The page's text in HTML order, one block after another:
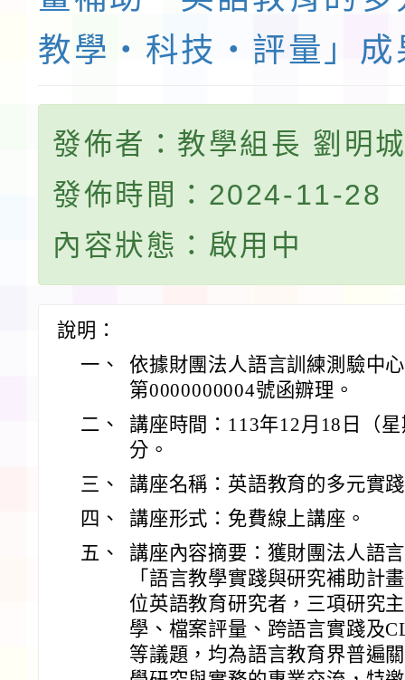
教學‧科技‧評量」成
發佈者：教學組長 劉明
發佈時間：2024-11-28
內容狀態：啟用中
說明：
一、
依據財團法人語言訓練測驗中
第0000000004號函辧理。
二、
講座時間：113年12月18日（
分。
三、
講座名稱：英語教育的多元實
四、
講座形式：免費線上講座。
五、
講座內容摘要：獲財團法人語
「語言教學實踐與研究補助計
位英語教育研究者，三項研究
學、檔案評量、跨語言實踐及
等議題，均為語言教育界普遍